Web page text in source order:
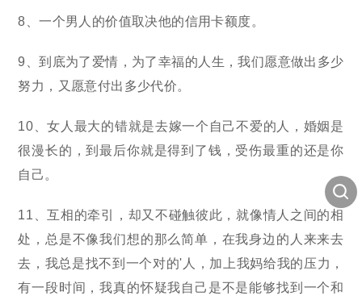
8、一个男人的价值取决他的信用卡额度。
9、到底为了爱情，为了幸福的人生，我们愿意做出多少
努力，又愿意付出多少代价。
10、女人最大的错就是去嫁一个自己不爱的人，婚姻是
很漫长的，到最后你就是得到了钱，受伤最重的还是你
自己。
11、互相的牵引，却又不碰触彼此，就像情人之间的相
处，总是不像我们想的那么简单，在我身边的人来来去
去，我总是找不到一个对的'人，加上我妈给我的压力，
有一段时间，我真的怀疑我自己是不是能够找到一个和